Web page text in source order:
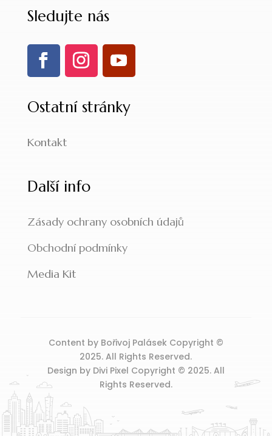
Sledujte nás
Ostatní stránky
Kontakt
Další info
Zásady ochrany osobních údajů
Obchodní podmínky
Media Kit
Content by Bořivoj Palásek Copyright ©
2025. All Rights Reserved.
Design by Divi Pixel Copyright © 2025. All
Rights Reserved.